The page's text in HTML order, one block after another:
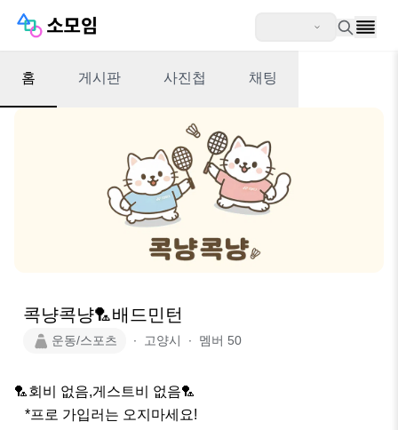
홈 게시판 사진첩 채팅
콕냥콕냥🏸배드민턴
운동/스포츠 ∙ 고양시 ∙ 멤버 50
🏸회비 없음,게스트비 없음🏸